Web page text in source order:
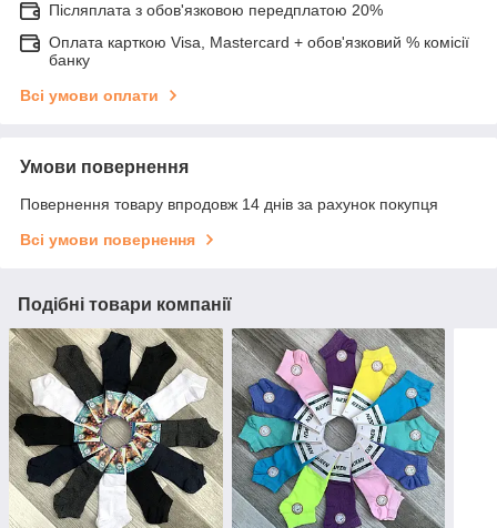
Післяплата з обов'язковою передплатою 20%
Оплата карткою Visa, Mastercard + обов'язковий % комісії
банку
Всі умови оплати
Умови повернення
Повернення товару впродовж 14 днів за рахунок покупця
Всі умови повернення
Подібні товари компанії